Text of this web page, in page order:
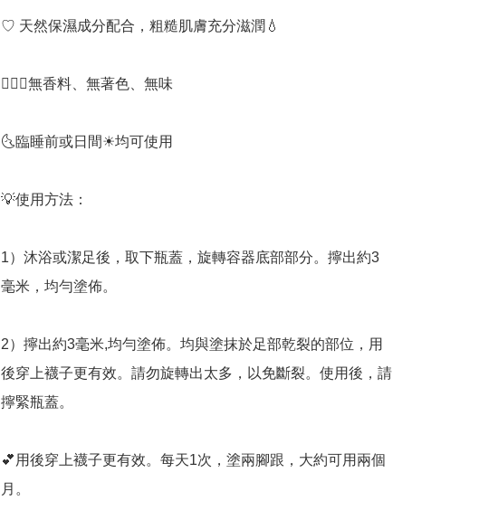
♡ 天然保濕成分配合，粗糙肌膚充分滋潤💧
🙅🏻‍♀️無香料、無著色、無味
🌜臨睡前或日間☀均可使用
💡使用方法：
1）沐浴或潔足後，取下瓶蓋，旋轉容器底部部分。擰出約3
毫米，均勻塗佈。
2）擰出約3毫米,均勻塗佈。均與塗抹於足部乾裂的部位，用
後穿上襪子更有效。請勿旋轉出太多，以免斷裂。使用後，請
擰緊瓶蓋。
💕用後穿上襪子更有效。每天1次，塗兩腳跟，大約可用兩個
月。